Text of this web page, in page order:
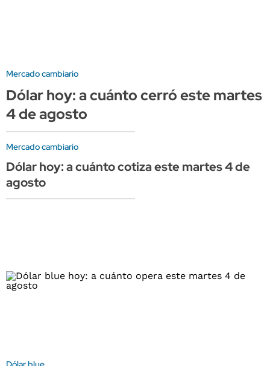
Mercado cambiario
Dólar hoy: a cuánto cerró este martes
4 de agosto
Mercado cambiario
Dólar hoy: a cuánto cotiza este martes 4 de
agosto